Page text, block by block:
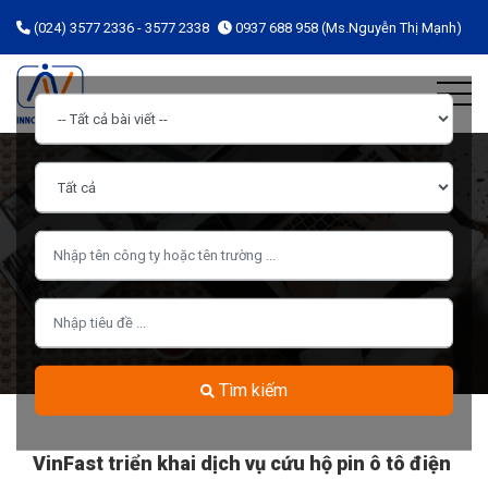
(024) 3577 2336 - 3577 2338 0937 688 958 (Ms.Nguyễn Thị Mạnh)
Tìm kiếm
VinFast triển khai dịch vụ cứu hộ pin ô tô điện